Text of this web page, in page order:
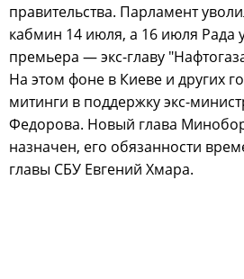
правительства. Парламент
кабмин 14 июля, а 16 июля Рада
премьера — экс-главу
На этом фоне в Киеве и других
митинги в поддержку экс-
Федорова. Новый глава
назначен, его обязанности
главы СБУ Евгений Хмара.